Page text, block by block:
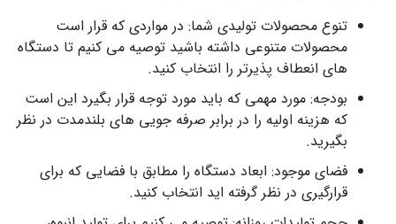
تنوع محصولات تولیدی شما: در مواردی که قرار است
محصولات متنوعی داشته باشید توصیه می کنیم تا دستگاه‌
های انعطاف‌ پذیرتر را انتخاب کنید.
بودجه: مورد مهمی که باید مورد توجه قرار بگیرد این است
که هزینه اولیه را در برابر صرفه‌ جویی‌ های بلندمدت در نظر
بگیرید.
فضای موجود: ابعاد دستگاه را مطابق با فضایی که برای
قرارگیری در نظر گرفته اید انتخاب کنید.